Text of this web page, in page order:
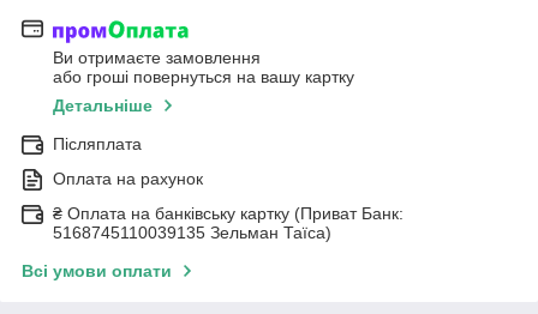
Ви отримаєте замовлення
або гроші повернуться на вашу картку
Детальніше
Післяплата
Оплата на рахунок
₴ Оплата на банківську картку (Приват Банк:
5168745110039135 Зельман Таїса)
Всі умови оплати